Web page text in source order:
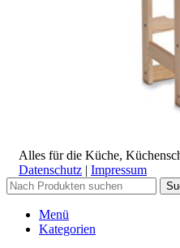
Alles für die Küche,
Datenschutz | Impressum
Menü
Kategorien